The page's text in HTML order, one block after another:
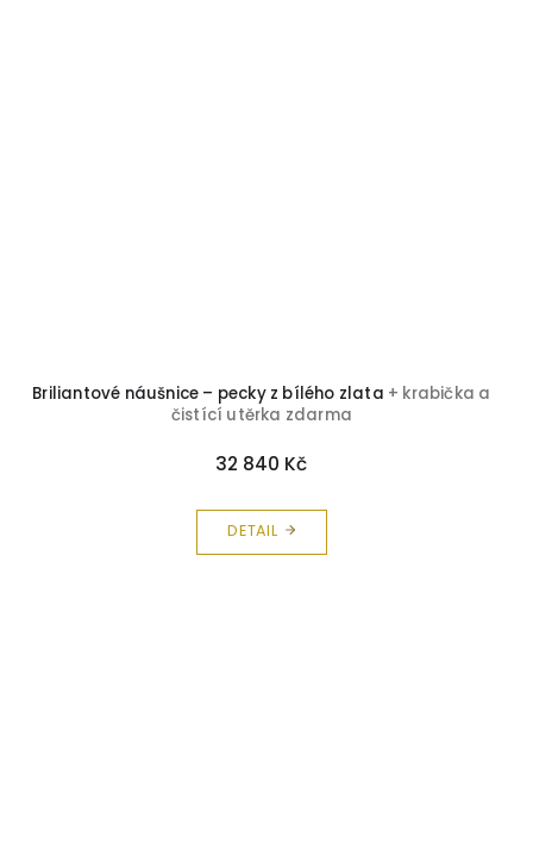
Briliantové náušnice – pecky z bílého zlata + krabička a
čistící utěrka zdarma
32 840 Kč
DETAIL